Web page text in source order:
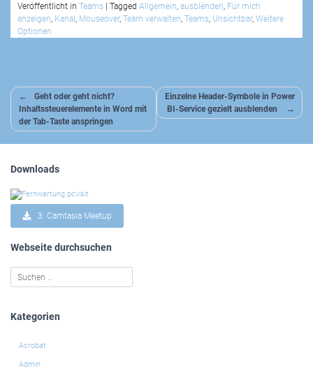
Veröffentlicht in Teams | Tagged Allgemein, ausblenden, Für mich
anzeigen, Kanal, Mouseover, Team verwalten, Teams, Unsichtbar, Weitere
Optionen
Beitragsnavigation
Geht oder geht nicht?
Inhaltssteuerelemente in Word mit
der Tab-Taste anspringen
Einzelne Header-Symbole in Power
BI-Service gezielt ausblenden
Downloads
3. Camtasia Meetup
Webseite durchsuchen
Kategorien
Acrobat
Admin